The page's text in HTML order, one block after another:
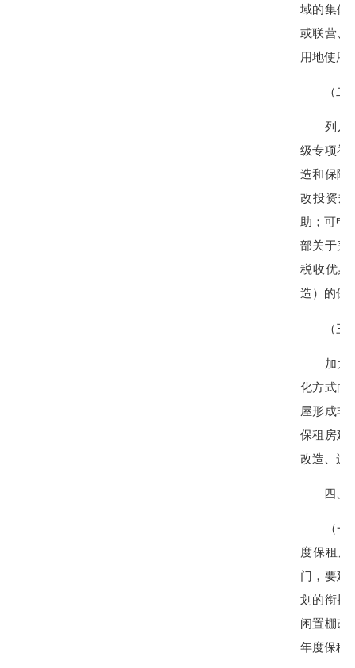
域的集体
或联营、
用地使用
（二）
列入年
级专项补
造和保障
改投资规
助；可申
部关于完
税收优惠
造）的保
（三）
加大对
化方式向
屋形成非
保租房建
改造、运
四、项
（一）
度保租
门，要建
划的衔接
闲置棚改
年度保租